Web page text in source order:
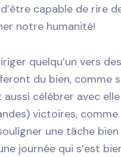
capable de rire
notre humanité!
quelqu’un vers
du bien, comme
célébrer avec
victoires, comme
une tâche bien
journée qui s’est